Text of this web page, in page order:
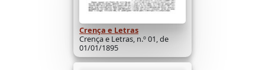
Crença e Letras
Crença e Letras, n.º 01, de
01/01/1895